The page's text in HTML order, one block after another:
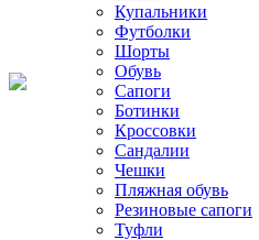
Купальники
Футболки
Шорты
Обувь
Сапоги
Ботинки
Кроссовки
Сандалии
Чешки
Пляжная обувь
Резиновые сапоги
Туфли